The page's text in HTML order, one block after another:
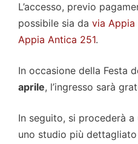
L’accesso, previo
possibile sia da via Appia
Appia Antica 251.
In occasione della Festa
aprile, l’ingresso sarà
In seguito, si procederà
uno studio più